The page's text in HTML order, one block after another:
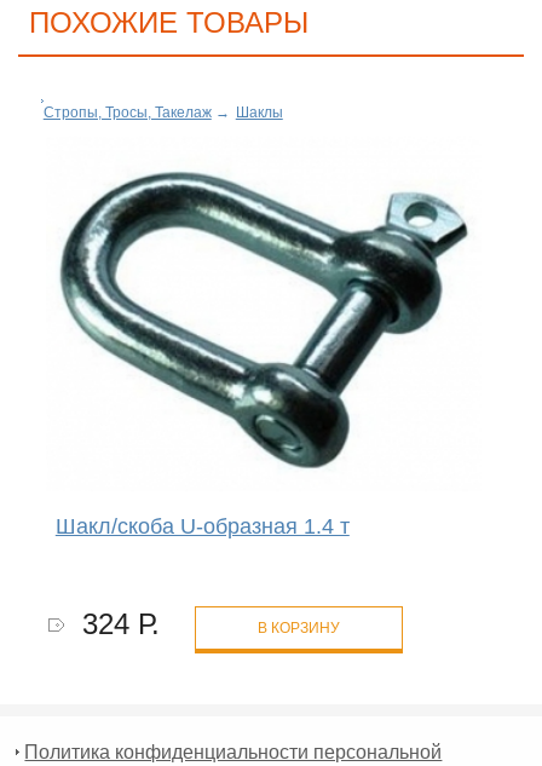
ПОХОЖИЕ ТОВАРЫ
Стропы, Тросы, Такелаж→ Шаклы
Шакл/скоба U-образная 1.4 т
324 Р. В КОРЗИНУ
Политика конфиденциальности персональной